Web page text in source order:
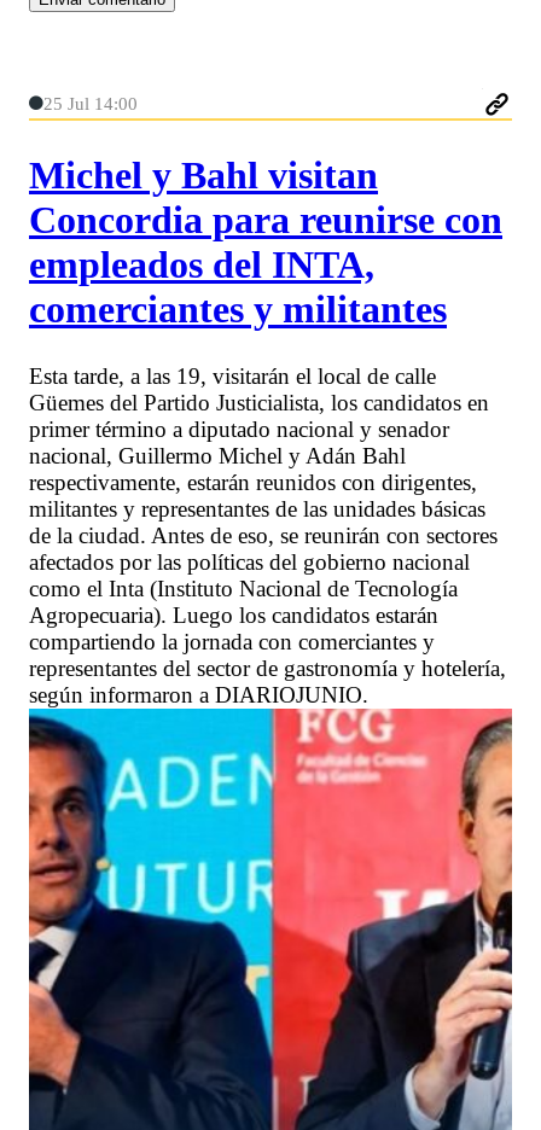
25 Jul 14:00
Michel y Bahl visitan
Concordia para reunirse con
empleados del INTA,
comerciantes y militantes
Esta tarde, a las 19, visitarán el local de calle
Güemes del Partido Justicialista, los candidatos en
primer término a diputado nacional y senador
nacional, Guillermo Michel y Adán Bahl
respectivamente, estarán reunidos con dirigentes,
militantes y representantes de las unidades básicas
de la ciudad. Antes de eso, se reunirán con sectores
afectados por las políticas del gobierno nacional
como el Inta (Instituto Nacional de Tecnología
Agropecuaria). Luego los candidatos estarán
compartiendo la jornada con comerciantes y
representantes del sector de gastronomía y hotelería,
según informaron a DIARIOJUNIO.